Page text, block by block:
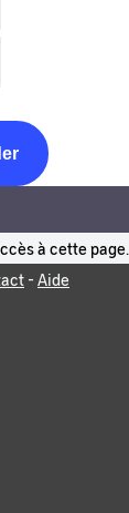
à cette page.
- Aide